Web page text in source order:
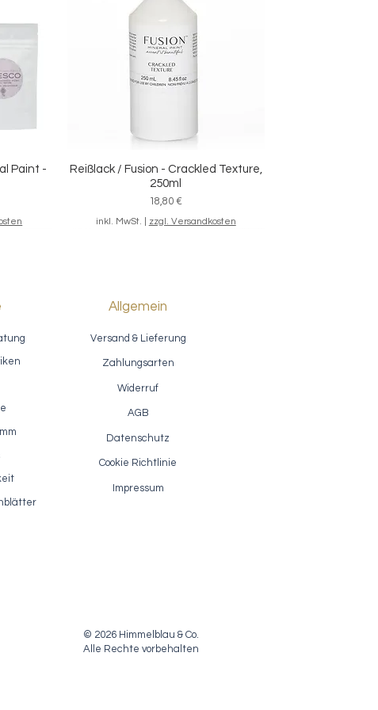
Paint -
Schnellansicht
Reißlack / Fusion - Crackled Texture,
250ml
Preis
18,80 €
inkl. MwSt. zzgl. Versandkosten
Akzentlack / Fusion Antiquing Glaze
- Van Dyke Brown
Allgemein
Versand & Lieferung
Zahlungsarten
Widerruf
AGB
Datenschutz
Cookie Richtlinie
Impressum
© 2026 Himmelblau & Co.
Alle Rechte vorbehalten